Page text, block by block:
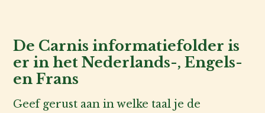
De Carnis informatiefolder is
er in het Nederlands-, Engels-
en Frans
Geef gerust aan in welke taal je de